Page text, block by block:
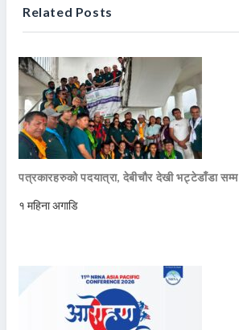
Related Posts
पत्रकारहरुको पदयात्रा, देबीचौर देखी भट्टेडाँडा सम्म
१ महिना अगाडि